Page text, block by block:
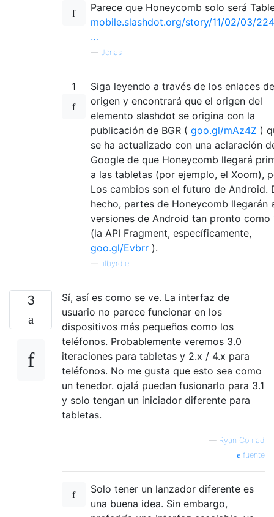
Parece que Honeycomb solo será
mobile.slashdot.org/story/11/02/03/
…
— Jonas
1
Siga leyendo a través de los enlaces de
origen y encontrará que el origen del
elemento slashdot se origina con la
publicación de BGR ( goo.gl/mAz4Z )
se ha actualizado con una aclaración
Google de que Honeycomb llegará
a las tabletas (por ejemplo, el Xoom),
Los cambios son el futuro de Android.
hecho, partes de Honeycomb llegarán
versiones de Android tan pronto como
(la API Fragment, específicamente,
goo.gl/Evbrr ).
lilbyrdie
3
Sí, así es como se ve. La interfaz de
usuario no parece funcionar en los
dispositivos más pequeños como los
teléfonos. Probablemente veremos 3.0
iteraciones para tabletas y 2.x / 4.x para
teléfonos. No me gusta que esto sea como
un tenedor. ojalá puedan fusionarlo para 3.1
y solo tengan un iniciador diferente para
tabletas.
— Ryan Conrad
fuente
Solo tener un lanzador diferente es
una buena idea. Sin embargo,